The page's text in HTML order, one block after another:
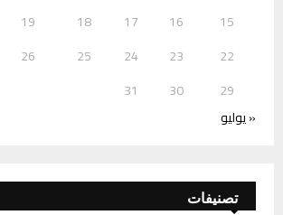
15
16
17
18
19
22
23
24
25
26
29
30
31
« يوليو
تصنيفات